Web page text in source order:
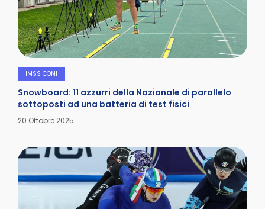
IMSS CONI
Snowboard: 11 azzurri della Nazionale di parallelo
sottoposti ad una batteria di test fisici
Dettagli
20 Ottobre 2025